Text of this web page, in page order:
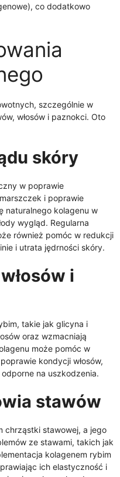
co dodatkowo
szczególnie w
włosów i paznokci. Oto
skóry
w poprawie
i poprawie
naturalnego kolagenu w
wygląd. Regularna
również pomóc w redukcji
i utrata jędrności skóry.
i
takie jak glicyna i
oraz wzmacniają
może pomóc w
kondycji włosów,
na uszkodzenia.
stawów
chrząstki stawowej, a jego
ze stawami, takich jak
kolagenem rybim
ich elastyczność i